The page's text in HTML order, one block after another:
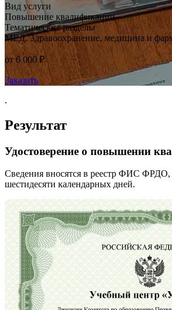
Вид услуги
Повышение квалификации
Тематические разделы
МЕД. Здравоохранение, медицина и
от 6 000 ₽
Заказать
.
Результат
Удостоверение о повышении
Сведения вносятся в реестр ФИС
шестидесяти календарных дней.